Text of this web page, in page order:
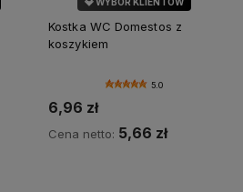
Kostka WC Domestos z
koszykiem
5.0
6,96 zł
Cena netto: 5,66 zł